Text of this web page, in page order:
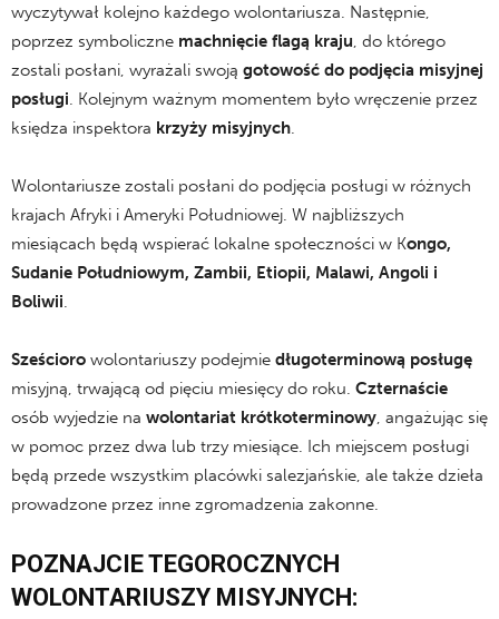
wyczytywał kolejno każdego wolontariusza. Następnie,
poprzez symboliczne machnięcie flagą kraju, do którego
zostali posłani, wyrażali swoją gotowość do podjęcia misyjnej
posługi. Kolejnym ważnym momentem było wręczenie przez
księdza inspektora krzyży misyjnych.
Wolontariusze zostali posłani do podjęcia posługi w różnych
krajach Afryki i Ameryki Południowej. W najbliższych
miesiącach będą wspierać lokalne społeczności w Kongo,
Sudanie Południowym, Zambii, Etiopii, Malawi, Angoli i
Boliwii.
Sześcioro wolontariuszy podejmie długoterminową posługę
misyjną, trwającą od pięciu miesięcy do roku. Czternaście
osób wyjedzie na wolontariat krótkoterminowy, angażując się
w pomoc przez dwa lub trzy miesiące. Ich miejscem posługi
będą przede wszystkim placówki salezjańskie, ale także dzieła
prowadzone przez inne zgromadzenia zakonne.
POZNAJCIE TEGOROCZNYCH
WOLONTARIUSZY MISYJNYCH: